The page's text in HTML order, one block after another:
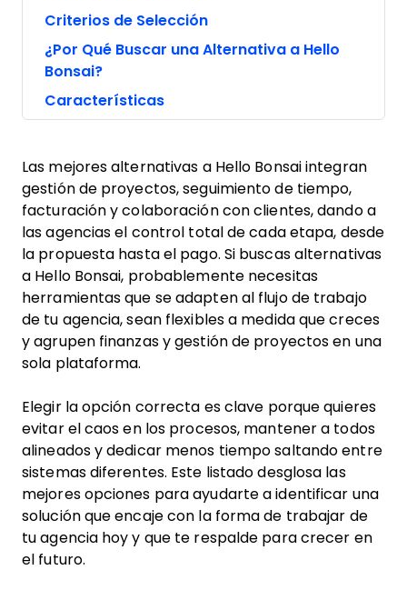
Criterios de Selección
¿Por Qué Buscar una Alternativa a Hello
Bonsai?
Características
Las mejores alternativas a Hello Bonsai integran
gestión de proyectos, seguimiento de tiempo,
facturación y colaboración con clientes, dando a
las agencias el control total de cada etapa, desde
la propuesta hasta el pago. Si buscas alternativas
a Hello Bonsai, probablemente necesitas
herramientas que se adapten al flujo de trabajo
de tu agencia, sean flexibles a medida que creces
y agrupen finanzas y gestión de proyectos en una
sola plataforma.
Elegir la opción correcta es clave porque quieres
evitar el caos en los procesos, mantener a todos
alineados y dedicar menos tiempo saltando entre
sistemas diferentes. Este listado desglosa las
mejores opciones para ayudarte a identificar una
solución que encaje con la forma de trabajar de
tu agencia hoy y que te respalde para crecer en
el futuro.